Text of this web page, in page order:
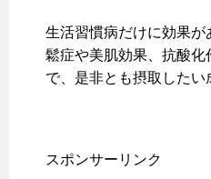
生活習慣病だけに効果が
鬆症や美肌効果、抗酸
で、是非とも摂取したい
スポンサーリンク